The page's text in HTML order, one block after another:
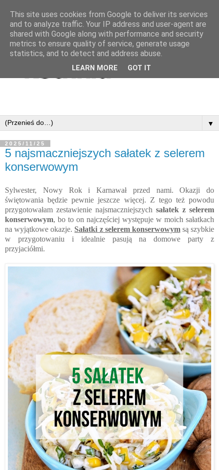
▼
2025/11/25
5 najsmaczniejszych sałatek z selerem
konserwowym
Sylwester, Nowy Rok i Karnawał przed nami. Okazji do
świętowania będzie pewnie jeszcze więcej. Z tego też powodu
przygotowałam zestawienie najsmaczniejszych sałatek z selerem
konserwowym, bo to on najczęściej występuje w moich sałatkach
na wyjątkowe okazje. Sałatki z selerem konserwowymsą szybkie
w przygotowaniu i idealnie pasują na domowe party z
przyjaciółmi.
This site uses cookies from Google to deliver its services
and to analyze traffic. Your IP address and user-agent are
shared with Google along with performance and security
metrics to ensure quality of service, generate usage
statistics, and to detect and address abuse.
LEARN MORE GOT IT